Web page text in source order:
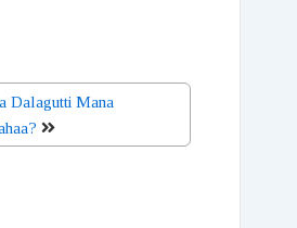
Dalagutti Mana